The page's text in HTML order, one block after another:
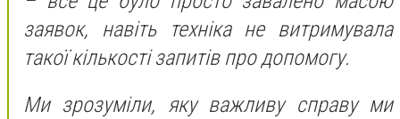
заявок, навіть техніка не витримувала
такої кількості запитів про допомогу.
Ми зрозуміли, яку важливу справу ми